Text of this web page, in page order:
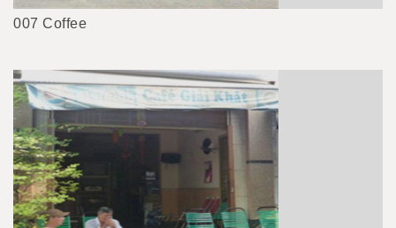
007 Coffee